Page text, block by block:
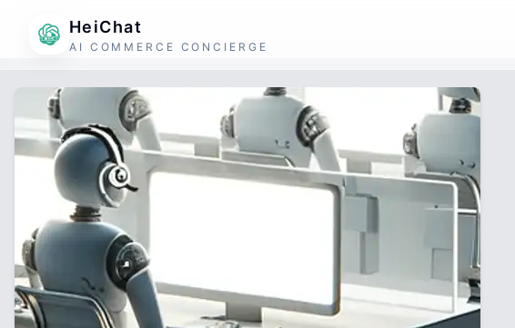
HeiChat
AI COMMERCE CONCIERGE